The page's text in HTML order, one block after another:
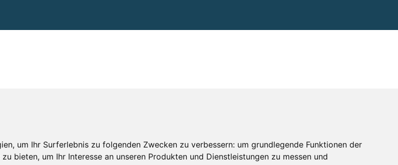
um Ihr Surferlebnis zu folgenden Zwecken zu verbessern: um grundlegende Funktionen der
zu bieten, um Ihr Interesse an unseren Produkten und Dienstleistungen zu messen und